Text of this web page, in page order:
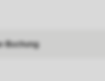
Buchung